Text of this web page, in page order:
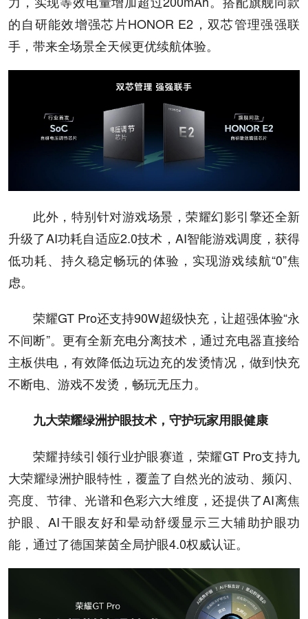
的自研能效增强芯片HONOR E2，双芯管理强强联
手，带来全场景全天候更优续航体验。
此外，特别针对游戏场景，荣耀幻影引擎还全新
升级了AI功耗自适应2.0技术，AI智能游戏调度，获得
低功耗、持久稳定畅玩的体验，实现游戏续航“0”焦
虑。
荣耀GT Pro还支持90W超级快充，让超强体验“永
不间断”。更有全新充电分离技术，通过充电器直接给
主板供电，有效降低边玩边充的发烫情况，做到快充
不断电、游戏不发烫，畅玩无压力。
九大荣耀绿洲护眼技术，守护玩家用眼健康
荣耀持续引领行业护眼赛道，荣耀GT Pro支持九
大荣耀绿洲护眼特性，覆盖了自然光的波动、频闪、
亮度、节律、光谱和色彩六大维度，还提供了AI离焦
护眼、AI干眼友好和晕动舒缓显示三大辅助护眼功
能，通过了德国莱茵全局护眼4.0权威认证。